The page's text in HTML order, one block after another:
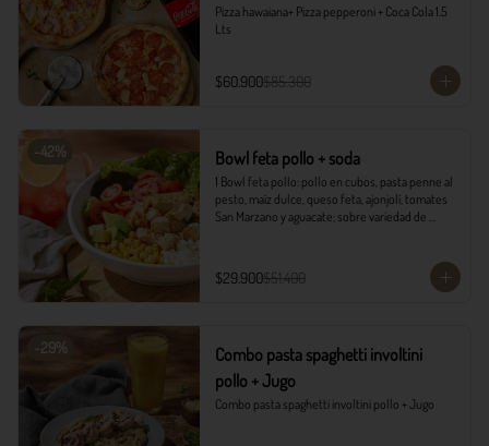
Pizza hawaiana+ Pizza pepperoni + Coca Cola 1.5
Lts
$60.900$85.300
-42% Bowl feta pollo + soda
1 Bowl feta pollo: pollo en cubos, pasta penne al
pesto, maíz dulce, queso feta, ajonjolí, tomates
San Marzano y aguacate; sobre variedad de
$29.900$51.400
-29%
Combo pasta spaghetti involtini
pollo + Jugo
Combo pasta spaghetti involtini pollo + Jugo